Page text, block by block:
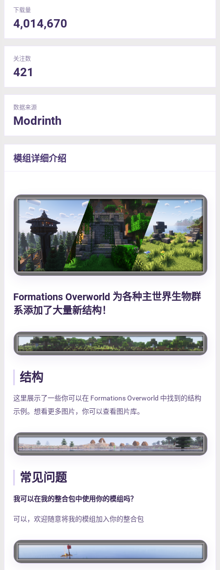
下载量
4,014,670
关注数
421
数据来源
Modrinth
模组详细介绍
Formations Overworld 为各种主世界生物群
系添加了大量新结构！
结构
这里展示了一些你可以在 Formations Overworld 中找到的结构
示例。想看更多图片，你可以查看图片库。
常见问题
我可以在我的整合包中使用你的模组吗？
可以，欢迎随意将我的模组加入你的整合包